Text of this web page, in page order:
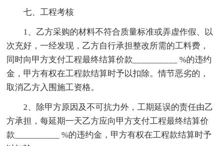
七、工程考核
1、乙方采购的材料不符合质量标准或弄虚作假、以
次充好，一经发现，乙方自行承担整改所需的工料费，
同时向甲方支付工程最终结算价款__________ %的违约
金，甲方有权在工程款结算时予以扣除。情节恶劣的，
取消乙方入围施工资格。
2、除甲方原因及不可抗力外，工期延误的责任由乙
方承担，每延期一天乙方应向甲方支付工程最终结算价
款__________ %的违约金，甲方有权在工程款结算时予